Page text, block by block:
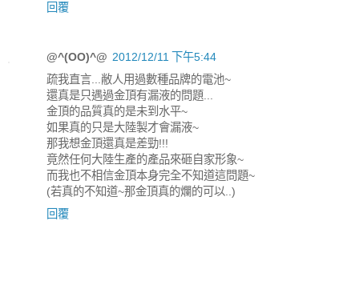
回覆
@^(OO)^@ 2012/12/11 下午5:44
疏我直言...敝人用過數種品牌的電池~
還真是只遇過金頂有漏液的問題...
金頂的品質真的是未到水平~
如果真的只是大陸製才會漏液~
那我想金頂還真是差勁!!!
竟然任何大陸生產的產品來砸自家形象~
而我也不相信金頂本身完全不知道這問題~
(若真的不知道~那金頂真的爛的可以..)
回覆